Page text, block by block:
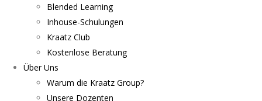
Blended Learning
Inhouse-Schulungen
Kraatz Club
Kostenlose Beratung
Über Uns
Warum die Kraatz Group?
Unsere Dozenten